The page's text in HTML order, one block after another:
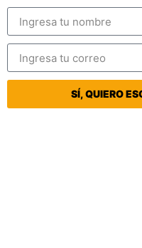
SÍ, QUIERO